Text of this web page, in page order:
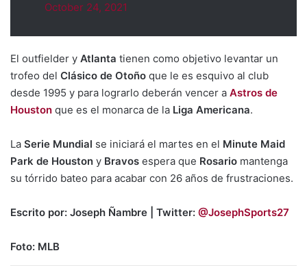
October 24, 2021
El outfielder y Atlanta tienen como objetivo levantar un
trofeo del Clásico de Otoño que le es esquivo al club
desde 1995 y para lograrlo deberán vencer a Astros de
Houston que es el monarca de la Liga Americana.
La Serie Mundial se iniciará el martes en el Minute Maid
Park de Houston y Bravos espera que Rosario mantenga
su tórrido bateo para acabar con 26 años de frustraciones.
Escrito por: Joseph Ñambre | Twitter: @JosephSports27
Foto: MLB